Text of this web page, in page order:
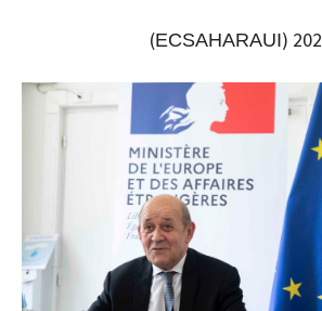
ECSAHARAUI
)